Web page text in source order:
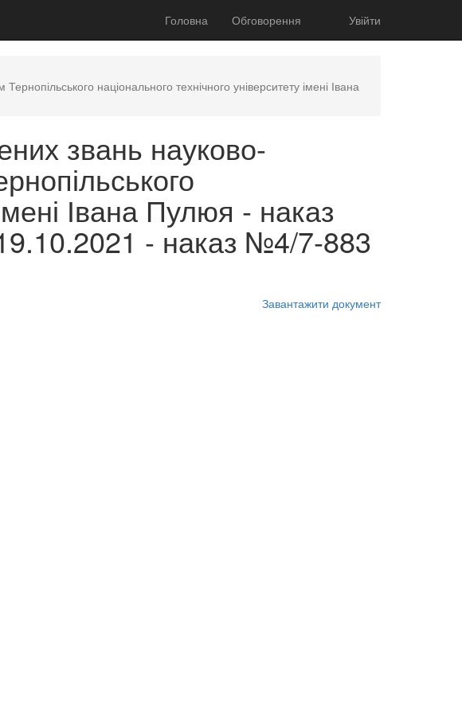
Головна Обговорення Увійти
національного технічного університету імені Івана
звань науково-
Івана Пулюя - наказ
- наказ №4/7-883
Завантажити документ